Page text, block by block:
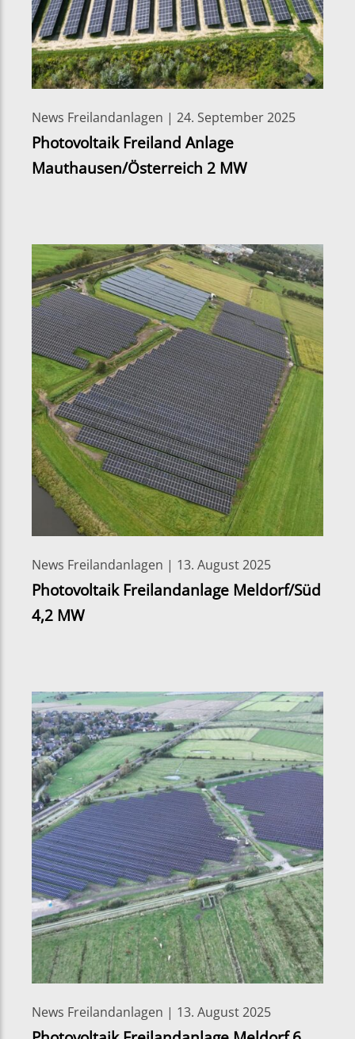
News Freilandanlagen | 24. September 2025
Photovoltaik Freiland Anlage
Mauthausen/Österreich 2 MW
News Freilandanlagen | 13. August 2025
Photovoltaik Freilandanlage Meldorf/Süd
4,2 MW
News Freilandanlagen | 13. August 2025